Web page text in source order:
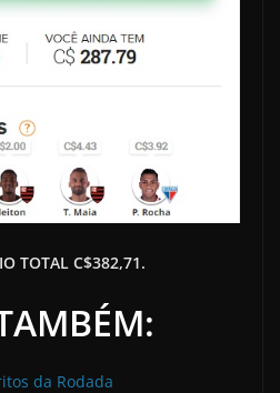
TOTAL C$382,71.
da Rodada